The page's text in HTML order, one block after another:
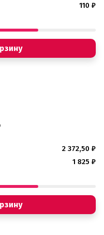
110 ₽
2 372,50 ₽
1 825 ₽